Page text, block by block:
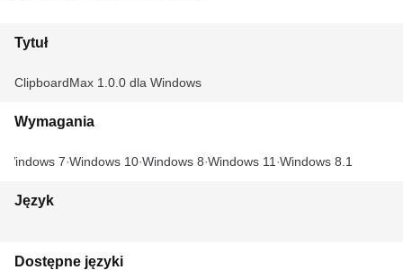
Tytuł
ClipboardMax 1.0.0 dla Windows
Wymagania
Windows 7 Windows 10 Windows 8 Windows 11 Windows 8.1
Język
Dostępne języki